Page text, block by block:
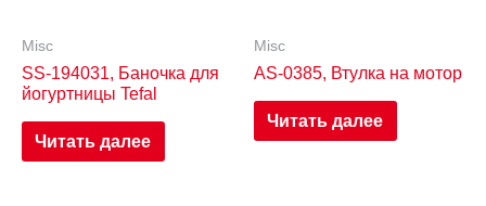
Misc
SS-194031, Баночка для
йогуртницы Tefal
Читать далее
Misc
AS-0385, Втулка на мотор
Читать далее